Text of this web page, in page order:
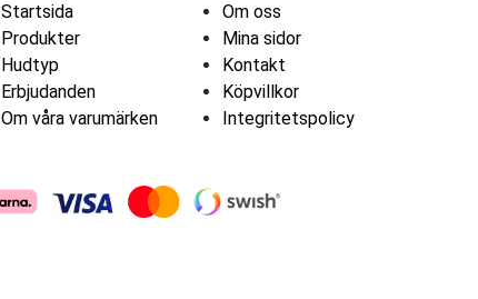
Startsida
Produkter
Hudtyp
Erbjudanden
Om våra varumärken
Om oss
Mina sidor
Kontakt
Köpvillkor
Integritetspolicy